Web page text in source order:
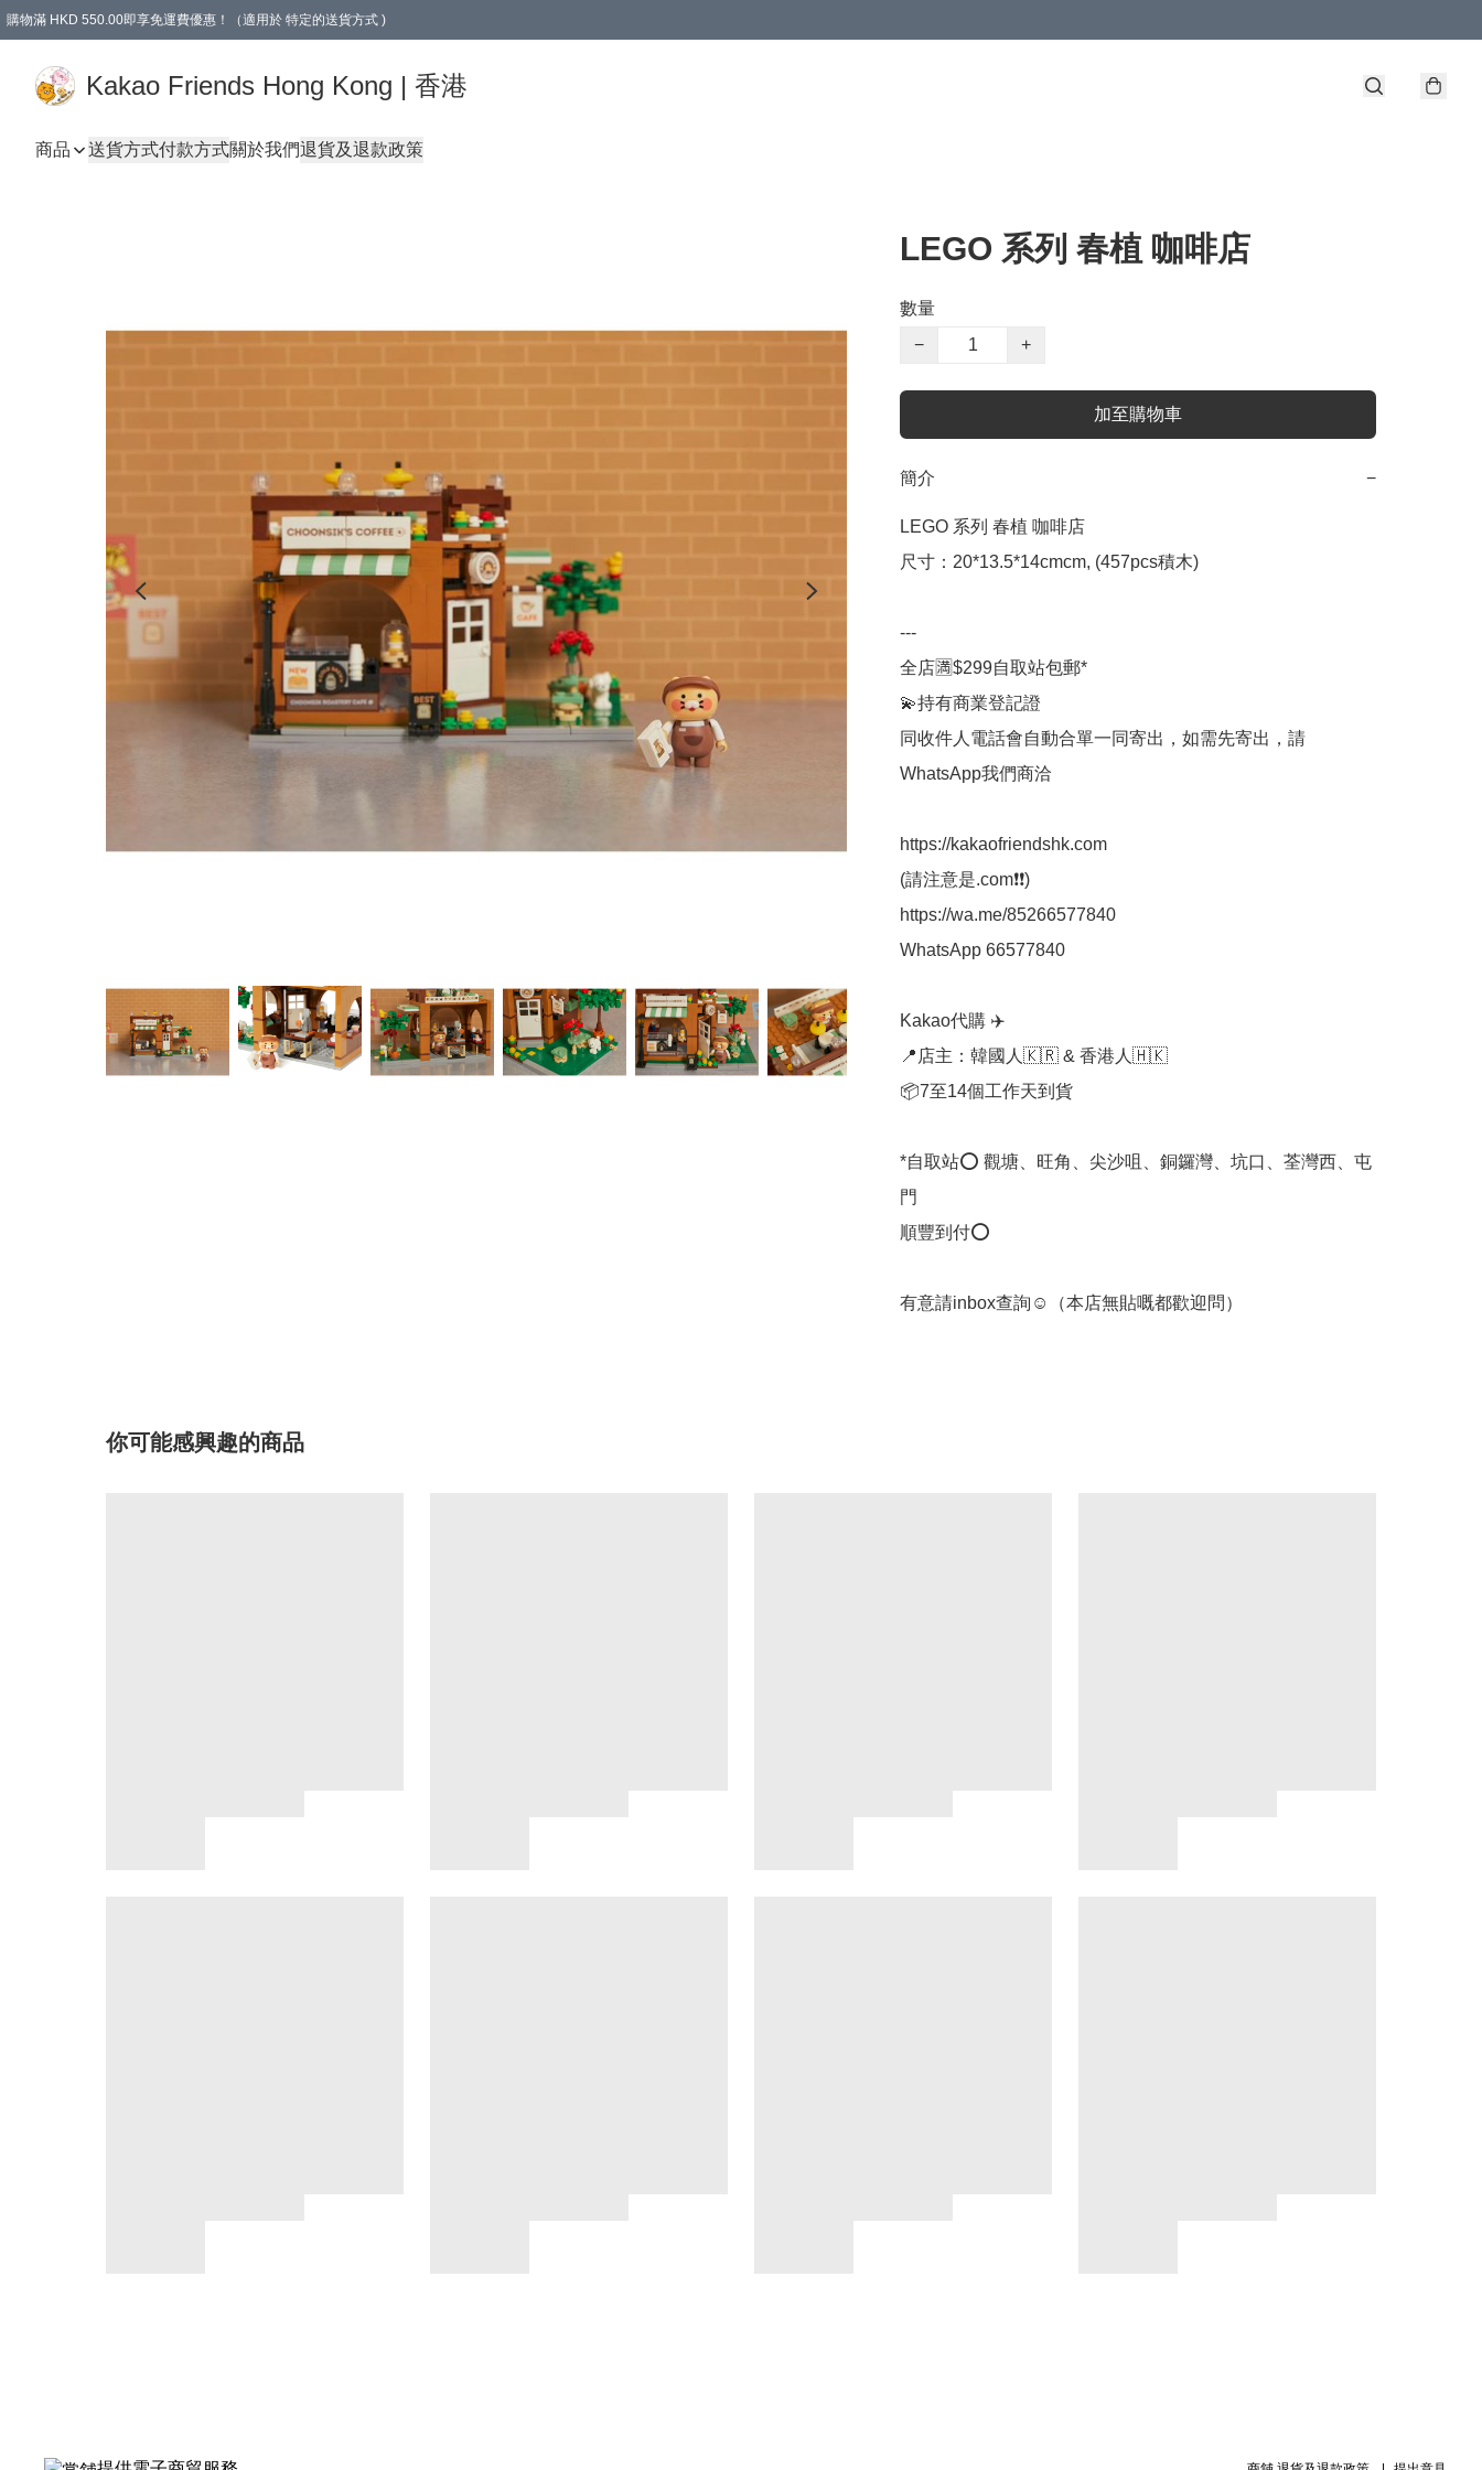
購物滿 HKD 550.00即享免運費優惠！（適用於 特定的送貨方式 )
Kakao Friends Hong Kong | 香港
商品 送貨方式付款方式關於我們退貨及退款政策
LEGO 系列 春植 咖啡店
數量
−
+
加至購物車
簡介 −
LEGO 系列 春植 咖啡店
尺寸：20*13.5*14cmcm, (457pcs積木)
---
全店🈵$299自取站包郵*
💫持有商業登記證
同收件人電話會自動合單一同寄出，如需先寄出，請
WhatsApp我們商洽
https://kakaofriendshk.com
(請注意是.com❗❗)
https://wa.me/85266577840
WhatsApp 66577840
Kakao代購 ✈️
📍店主：韓國人🇰🇷 & 香港人🇭🇰
📦7至14個工作天到貨
*自取站⭕ 觀塘、旺角、尖沙咀、銅鑼灣、坑口、荃灣西、屯
門
順豐到付⭕
有意請inbox查詢☺️（本店無貼嘅都歡迎問）
你可能感興趣的商品